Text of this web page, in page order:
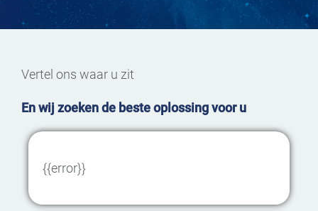
Vertel ons waar u zit
En wij zoeken de beste oplossing voor u
{{error}}